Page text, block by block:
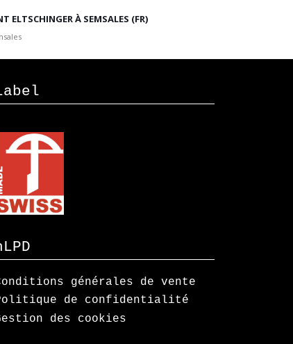
ELTSCHINGER À SEMSALES (FR)
générales de vente
de confidentialité
des cookies